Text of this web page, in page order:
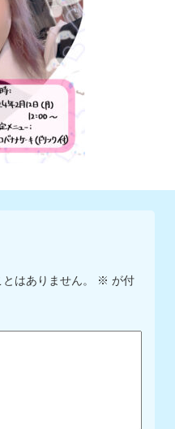
はありません。 ※ が付